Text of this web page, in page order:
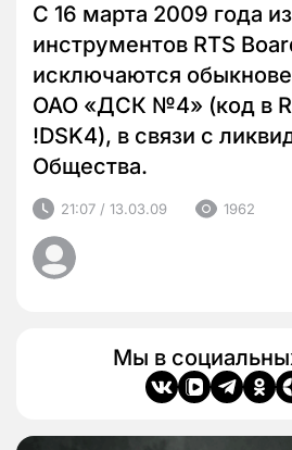
C 16 марта 2009 года
инструментов RTS
исключаются
ОАО «ДСК №4» (код в
!DSK4), в связи с
Общества.
21:07 / 13.03.09 1962
Мы в